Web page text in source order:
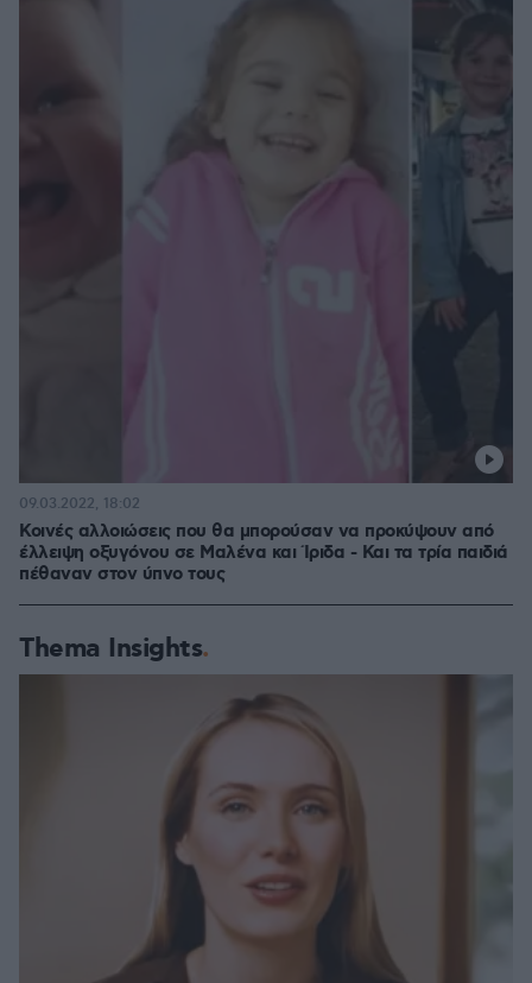
Κοινές αλλοιώσεις που θα μπορούσαν να προκύψουν από
έλλειψη οξυγόνου σε Μαλένα και Ίριδα - Και τα τρία παιδιά
πέθαναν στον ύπνο τους
09.03.2022, 18:02
Thema Insights